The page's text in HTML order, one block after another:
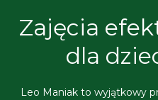
Zajęcia
dla
Leo Maniak to wyjątkowy